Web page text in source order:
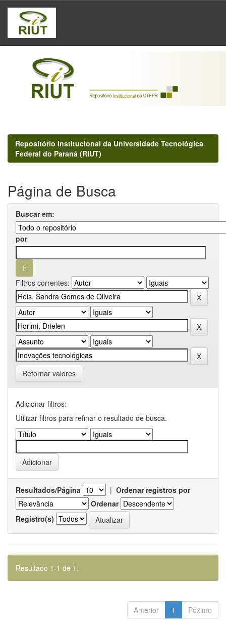
Skip
navigation
Repositório Institucional da Universidade Tecnológica
Federal do Paraná (RIUT)
Página de Busca
Buscar em:
por
Filtros correntes:
Retornar valores
Adicionar filtros:
Utilizar filtros para refinar o resultado de busca.
Resultados/Página | Ordenar registros por
Ordenar
Registro(s)
Resultado 1-1 de 1.
Anterior 1 Póximo